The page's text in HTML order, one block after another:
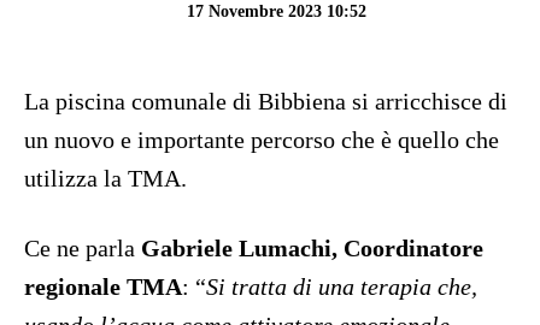
17 Novembre 2023 10:52
La piscina comunale di Bibbiena si arricchisce di
un nuovo e importante percorso che è quello che
utilizza la TMA.
Ce ne parla Gabriele Lumachi, Coordinatore
regionale TMA: “Si tratta di una terapia che,